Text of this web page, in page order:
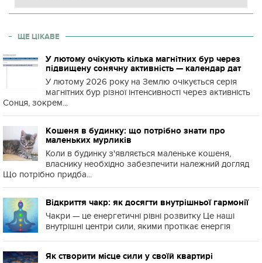
ЩЕ ЦІКАВЕ
У лютому очікують кілька магнітних бур через
підвищену сонячну активність — календар дат
У лютому 2026 року на Землю очікується серія
магнітних бур різної інтенсивності через активність
Сонця, зокрем...
Кошеня в будинку: що потрібно знати про
маленьких мурликів
Коли в будинку з'являється маленьке кошеня,
власнику необхідно забезпечити належний догляд
Що потрібно придба...
Відкриття чакр: як досягти внутрішньої гармонії
Чакри — це енергетичні рівні розвитку Це наші
внутрішні центри сили, якими протікає енергія
Як створити місце сили у своїй квартирі